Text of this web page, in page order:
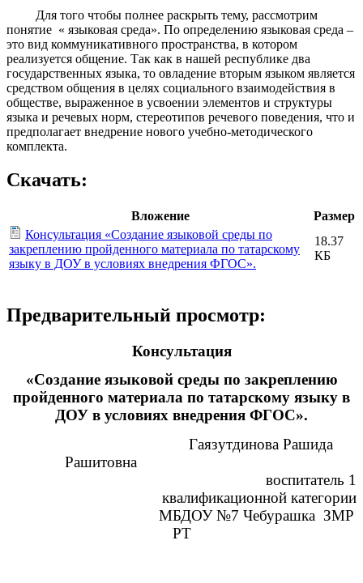
Для того чтобы полнее раскрыть тему, рассмотрим
понятие « языковая среда». По определению языковая среда –
это вид коммуникативного пространства, в котором
реализуется общение. Так как в нашей республике два
государственных языка, то овладение вторым языком является
средством общения в целях социального взаимодействия в
обществе, выраженное в усвоении элементов и структуры
языка и речевых норм, стереотипов речевого поведения, что и
предполагает внедрение нового учебно-методического
комплекта.
Скачать:
Вложение
Размер
Консультация «Создание языковой среды по
закреплению пройденного материала по татарскому
языку в ДОУ в условиях внедрения ФГОС».
18.37
КБ
Предварительный просмотр:
Консультация
«Создание языковой среды по закреплению
пройденного материала по татарскому языку в
ДОУ в условиях внедрения ФГОС».
Гаязутдинова Рашида
Рашитовна
воспитатель 1
квалификационной категории
МБДОУ №7 Чебурашка ЗМР
РТ